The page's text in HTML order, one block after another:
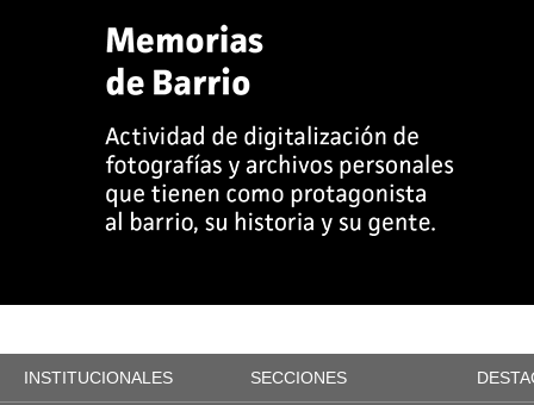
INSTITUCIONALES SECCIONES